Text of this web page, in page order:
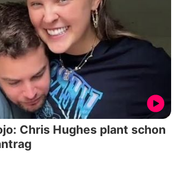
Chris Hughes plant schon